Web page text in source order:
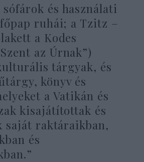
sófárok és használati
ruhái; a Tzitz –
a Kodes
az Úrnak”)
tárgyak, és
könyv és
a Vatikán és
kisajátítottak és
saját raktáraikban,
és